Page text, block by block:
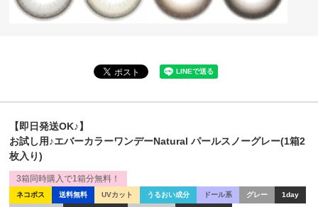
【即日発送OK♪】
お試し用♪エバーカラーワンデーNatural パールスノーグレー(1箱2
枚入り)
ネコポス 送料無料 UVカット うるおい成分 ドール系 グレー 1day
3箱同時購入で1箱分無料！